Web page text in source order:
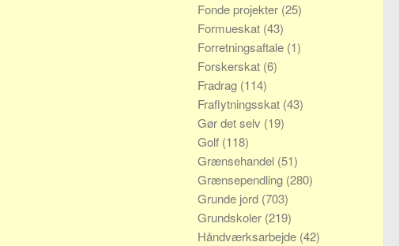
Fonde projekter (25)
Formueskat (43)
Forretningsaftale (1)
Forskerskat (6)
Fradrag (114)
Fraflytningsskat (43)
Gør det selv (19)
Golf (118)
Grænsehandel (51)
Grænsependling (280)
Grunde jord (703)
Grundskoler (219)
Håndværksarbejde (42)